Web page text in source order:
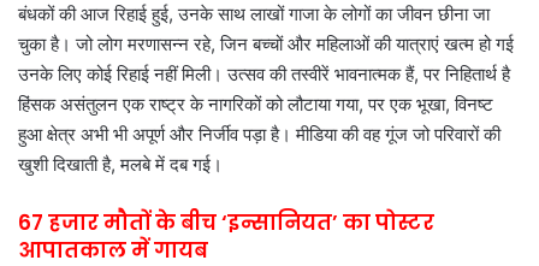
बंधकों की आज रिहाई हुई, उनके साथ लाखों गाजा के लोगों का जीवन छीना जा
चुका है। जो लोग मरणासन्न रहे, जिन बच्चों और महिलाओं की यात्राएं खत्म हो गई
उनके लिए कोई रिहाई नहीं मिली। उत्सव की तस्वीरें भावनात्मक हैं, पर निहितार्थ है
हिंसक असंतुलन एक राष्ट्र के नागरिकों को लौटाया गया, पर एक भूखा, विनष्ट
हुआ क्षेत्र अभी भी अपूर्ण और निर्जीव पड़ा है। मीडिया की वह गूंज जो परिवारों की
खुशी दिखाती है, मलबे में दब गई।
67 हजार मौतों के बीच ‘इन्सानियत’ का पोस्टर
आपातकाल में गायब